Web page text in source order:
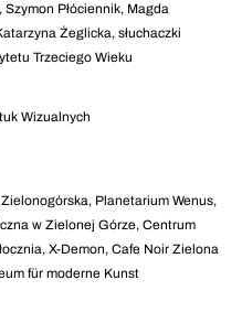
Płóciennik, Magda
Żeglicka, słuchaczki
Trzeciego Wieku
Wizualnych
Planetarium Wenus,
w Zielonej Górze, Centrum
X-Demon, Cafe Noir Zielona
für moderne Kunst